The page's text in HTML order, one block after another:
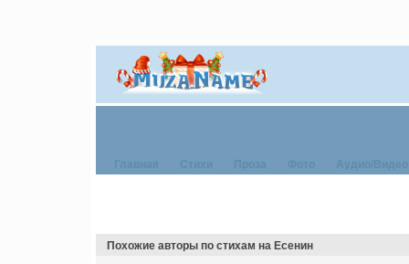
Похожие авторы по стихам на Есенин